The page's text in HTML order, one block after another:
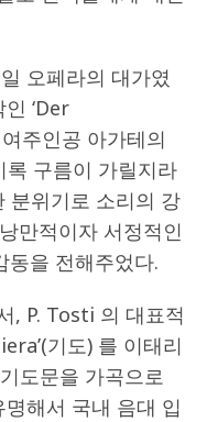
오페라의 대가였
‘Der
주인공 아가테의
록 구름이 가릴지라
분위기로 소리의 강
만적이자 서정적인
동을 전해주었다.
, P. Tosti 의 대표적
기도) 를 이태리
도문을 가곡으로
해서 국내 음대 입